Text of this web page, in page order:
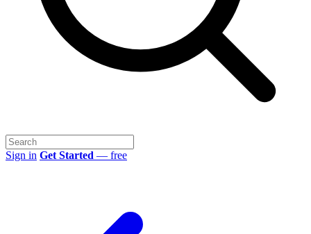
Sign in Get Started — free